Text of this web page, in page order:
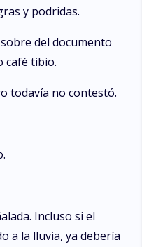
y podridas.
del documento
café tibio.
todavía no contestó.
Incluso si el
a la lluvia, ya debería